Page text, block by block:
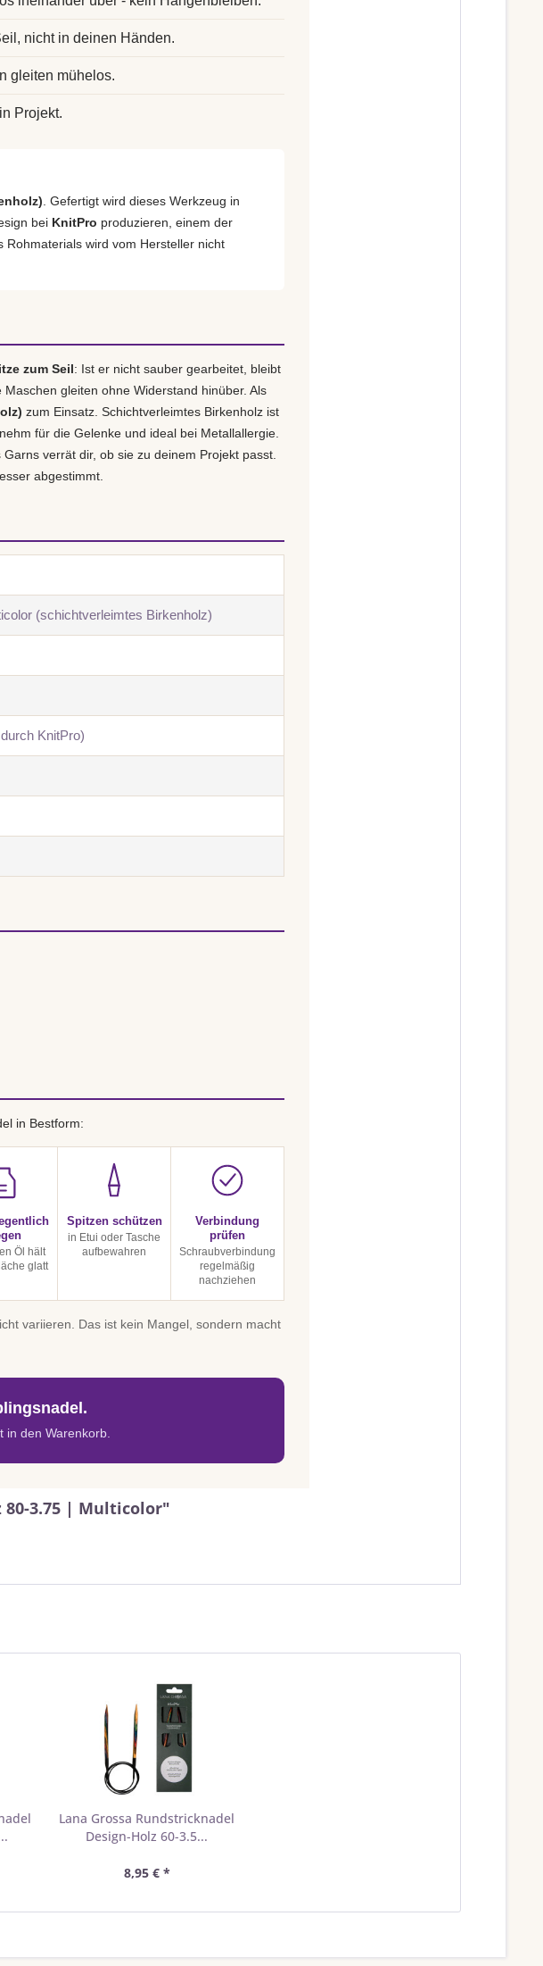
nicht in deinen Händen.
gleiten mühelos.
Projekt.
. Gefertigt wird dieses Werkzeug in
bei KnitPro produzieren, einem der
wird vom Hersteller nicht
zum Seil: Ist er nicht sauber gearbeitet, bleibt
gleiten ohne Widerstand hinüber. Als
zum Einsatz. Schichtverleimtes Birkenholz ist
für die Gelenke und ideal bei Metallallergie.
verrät dir, ob sie zu deinem Projekt passt.
abgestimmt.
(schichtverleimtes Birkenholz)
KnitPro)
in Bestform:
Öl hält
glatt
Spitzen schützen
in Etui oder Tasche
aufbewahren
Verbindung
prüfen
Schraubverbindung
regelmäßig
nachziehen
variieren. Das ist kein Mangel, sondern macht
in den Warenkorb.
80-3.75 | Multicolor"
Lana Grossa Rundstricknadel
Design-Holz 60-3.5...
8,95 € *